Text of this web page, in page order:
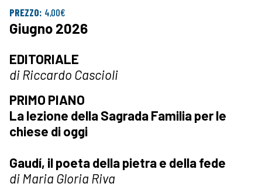
PREZZO: 4,00€
Giugno 2026
EDITORIALE
di Riccardo Cascioli
PRIMO PIANO
La lezione della Sagrada Familia per le
chiese di oggi
Gaudí, il poeta della pietra e della fede
di Maria Gloria Riva